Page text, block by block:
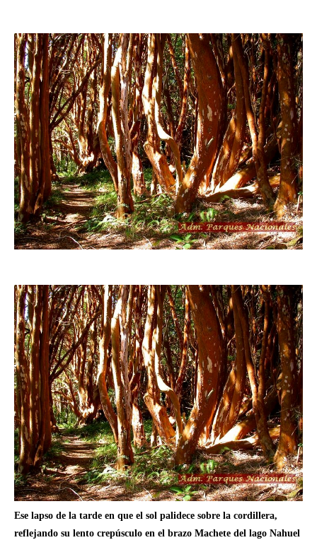
Ese lapso de la tarde en que el sol palidece sobre la cordillera,
reflejando su lento crepúsculo en el brazo Machete del lago Nahuel